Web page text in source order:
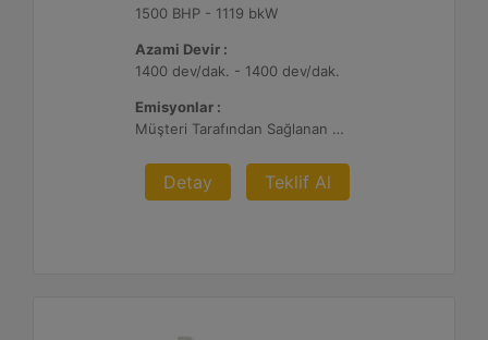
1500 BHP - 1119 bkW
Azami Devir :
1400 dev/dak. - 1400 dev/dak.
Emisyonlar :
Müşteri Tarafından Sağlanan Atık Arıtma ile NSPS Saha Uyumluluğuna Sahiptir, 0,3 g ve 0,5 g/bhp-sa. NOx
Detay Teklif Al